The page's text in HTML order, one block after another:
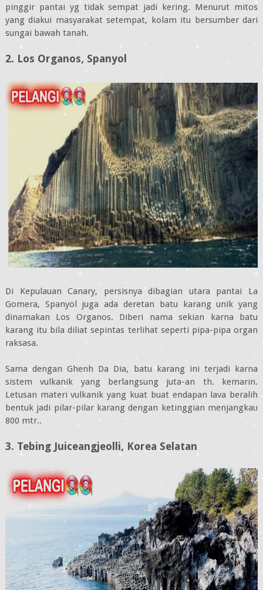
pinggir pantai yg tidak sempat jadi kering. Menurut mitos
yang diakui masyarakat setempat, kolam itu bersumber dari
sungai bawah tanah.
2. Los Organos, Spanyol
Di Kepulauan Canary, persisnya dibagian utara pantai La
Gomera, Spanyol juga ada deretan batu karang unik yang
dinamakan Los Organos. Diberi nama sekian karna batu
karang itu bila diliat sepintas terlihat seperti pipa-pipa organ
raksasa.
Sama dengan Ghenh Da Dia, batu karang ini terjadi karna
sistem vulkanik yang berlangsung juta-an th. kemarin.
Letusan materi vulkanik yang kuat buat endapan lava beralih
bentuk jadi pilar-pilar karang dengan ketinggian menjangkau
800 mtr..
3. Tebing Juiceangjeolli, Korea Selatan